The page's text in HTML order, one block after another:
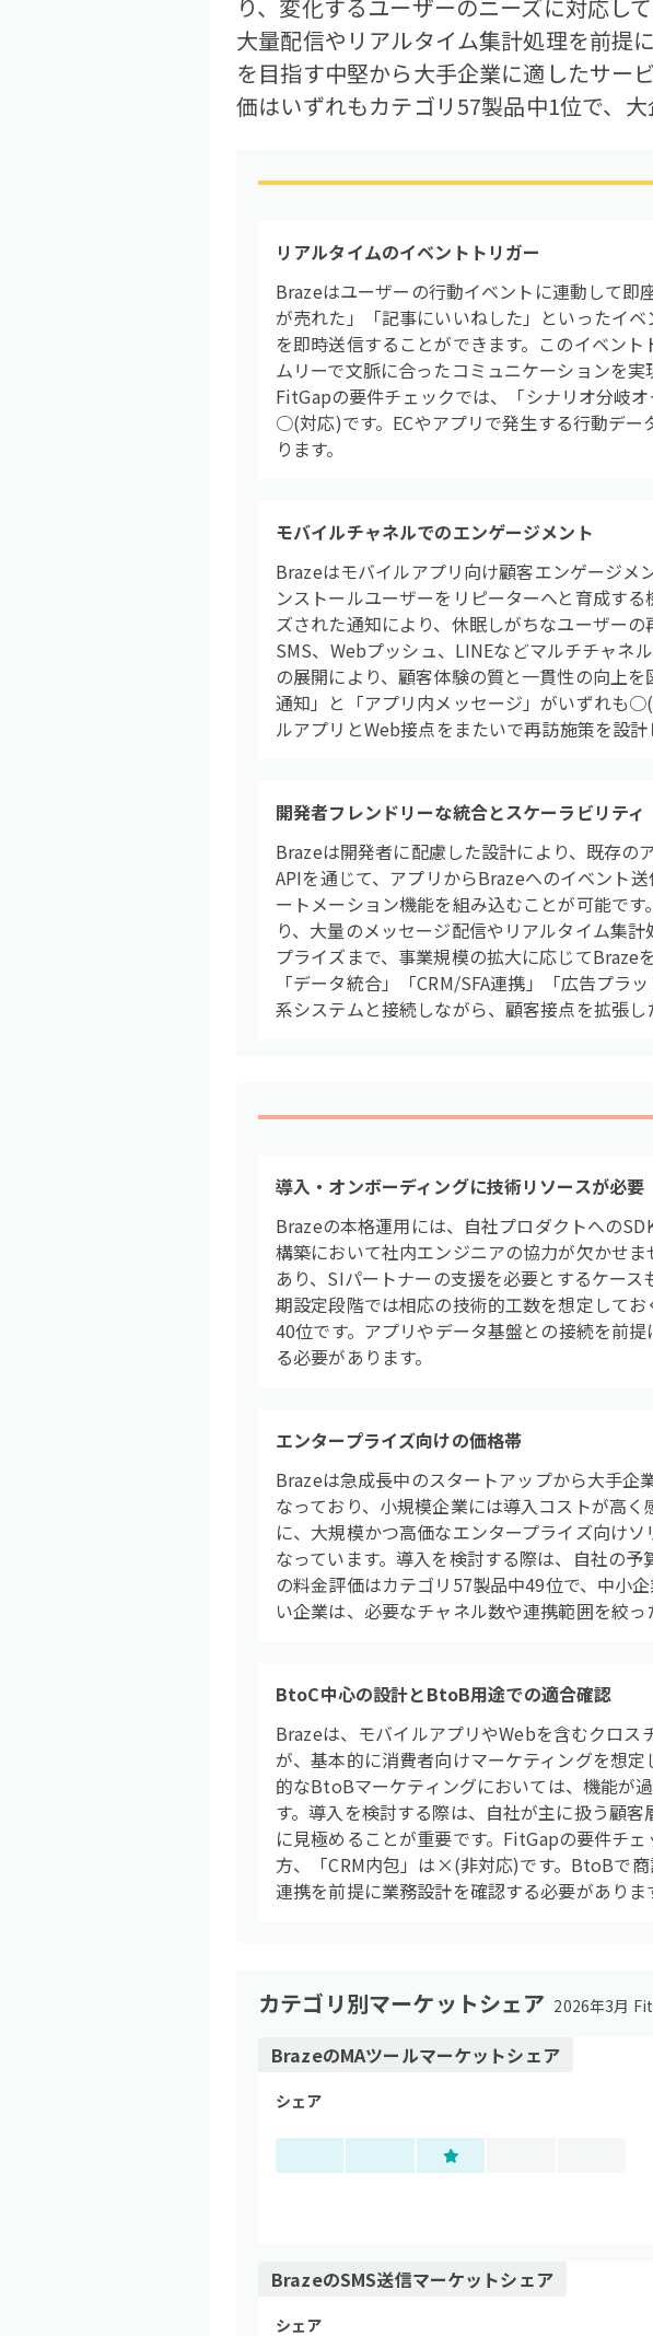
り、変化するユーザーのニーズに対応し
大量配信やリアルタイム集計処理を前提
を目指す中堅から大手企業に適したサー
価はいずれもカテゴリ57製品中1位で、
リアルタイムのイベントトリガー
Brazeはユーザーの行動イベントに連動して即
が売れた」「記事にいいねした」といったイ
を即時送信することができます。このイベン
ムリーで文脈に合ったコミュニケーションを
FitGapの要件チェックでは、「シナリオ分岐
○(対応)です。ECやアプリで発生する行動デ
ります。
モバイルチャネルでのエンゲージメント
Brazeはモバイルアプリ向け顧客エンゲージメ
ンストールユーザーをリピーターへと育成す
ズされた通知により、休眠しがちなユーザー
SMS、Webプッシュ、LINEなどマルチチャネ
の展開により、顧客体験の質と一貫性の向上
通知」と「アプリ内メッセージ」がいずれも
ルアプリとWeb接点をまたいで再訪施策を設計
開発者フレンドリーな統合とスケーラビリティ
Brazeは開発者に配慮した設計により、既存の
APIを通じて、アプリからBrazeへのイベント
ートメーション機能を組み込むことが可能で
り、大量のメッセージ配信やリアルタイム集
プライズまで、事業規模の拡大に応じてBraze
「データ統合」「CRM/SFA連携」「広告プ
系システムと接続しながら、顧客接点を拡張し
導入・オンボーディングに技術リソースが必要
Brazeの本格運用には、自社プロダクトへの
構築において社内エンジニアの協力が欠かせ
あり、SIパートナーの支援を必要とするケー
期設定段階では相応の技術的工数を想定して
40位です。アプリやデータ基盤との接続を前
る必要があります。
エンタープライズ向けの価格帯
Brazeは急成長中のスタートアップから大手企
なっており、小規模企業には導入コストが高
に、大規模かつ高価なエンタープライズ向け
なっています。導入を検討する際は、自社の
の料金評価はカテゴリ57製品中49位で、中小
い企業は、必要なチャネル数や連携範囲を絞
BtoC中心の設計とBtoB用途での適合確認
Brazeは、モバイルアプリやWebを含むクロ
が、基本的に消費者向けマーケティングを想
的なBtoBマーケティングにおいては、機能が
す。導入を検討する際は、自社が主に扱う顧
に見極めることが重要です。FitGapの要件チ
方、「CRM内包」は×(非対応)です。BtoBで
連携を前提に業務設計を確認する必要がありま
カテゴリ別マーケットシェア 2026年3月
BrazeのMAツールマーケットシェア
シェア
BrazeのSMS送信マーケットシェア
シェア